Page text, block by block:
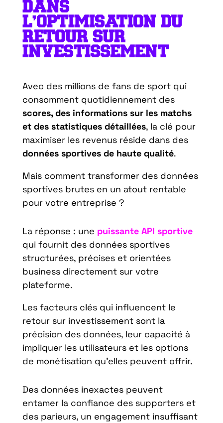
DANS
L’OPTIMISATION DU
RETOUR SUR
INVESTISSEMENT
Avec des millions de fans de sport qui
consomment quotidiennement des
scores, des informations sur les matchs
et des statistiques détaillées, la clé pour
maximiser les revenus réside dans des
données sportives de haute qualité.
Mais comment transformer des données
sportives brutes en un atout rentable
pour votre entreprise ?
La réponse : une puissante API sportive
qui fournit des données sportives
structurées, précises et orientées
business directement sur votre
plateforme.
Les facteurs clés qui influencent le
retour sur investissement sont la
précision des données, leur capacité à
impliquer les utilisateurs et les options
de monétisation qu’elles peuvent offrir.
Des données inexactes peuvent
entamer la confiance des supporters et
des parieurs, un engagement insuffisant